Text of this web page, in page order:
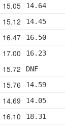
15.05 14.64
15.12 14.45
16.47 16.50
17.00 16.23
15.72 DNF
15.76 14.59
14.69 14.05
16.10 18.31